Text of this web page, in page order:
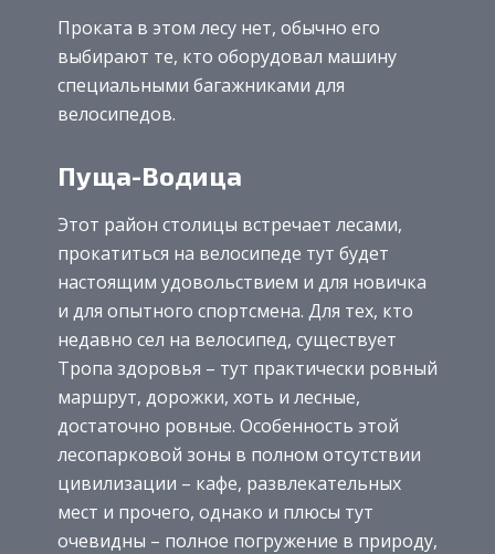
Проката в этом лесу нет, обычно его
выбирают те, кто оборудовал машину
специальными багажниками для
велосипедов.
Пуща-Водица
Этот район столицы встречает лесами,
прокатиться на велосипеде тут будет
настоящим удовольствием и для новичка
и для опытного спортсмена. Для тех, кто
недавно сел на велосипед, существует
Тропа здоровья – тут практически ровный
маршрут, дорожки, хоть и лесные,
достаточно ровные. Особенность этой
лесопарковой зоны в полном отсутствии
цивилизации – кафе, развлекательных
мест и прочего, однако и плюсы тут
очевидны – полное погружение в природу,